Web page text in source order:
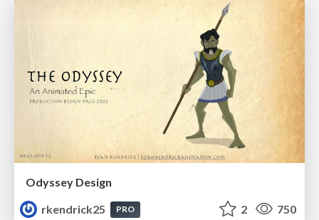
Odyssey Design
rkendrick25
PRO 2 750